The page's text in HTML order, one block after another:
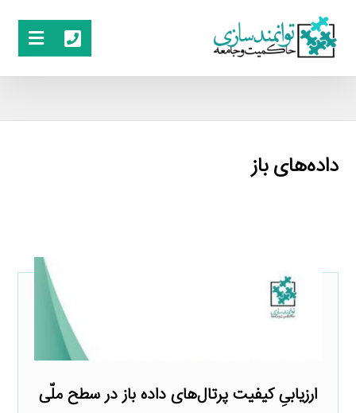
داده‌های باز
ارزیابیِ کیفیت پرتال‌های داده باز در سطح ملّی